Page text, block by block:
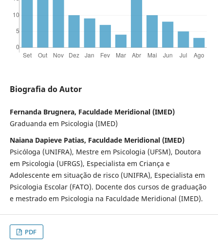
Biografia do Autor
Fernanda Brugnera, Faculdade Meridional (IMED)
Graduanda em Psicologia (IMED)
Naiana Dapieve Patias, Faculdade Meridional (IMED)
Psicóloga (UNIFRA), Mestre em Psicologia (UFSM), Doutora
em Psicologia (UFRGS), Especialista em Criança e
Adolescente em situação de risco (UNIFRA), Especialista em
Psicologia Escolar (FATO). Docente dos cursos de graduação
e mestrado em Psicologia na Faculdade Meridional (IMED).
PDF